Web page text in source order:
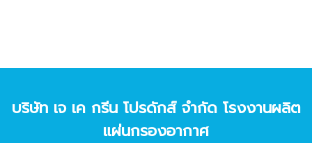
บริษัท เจ เค กรีน โปรดักส์ จํากัด โรงงานผลิต
แผ่นกรองอากาศ